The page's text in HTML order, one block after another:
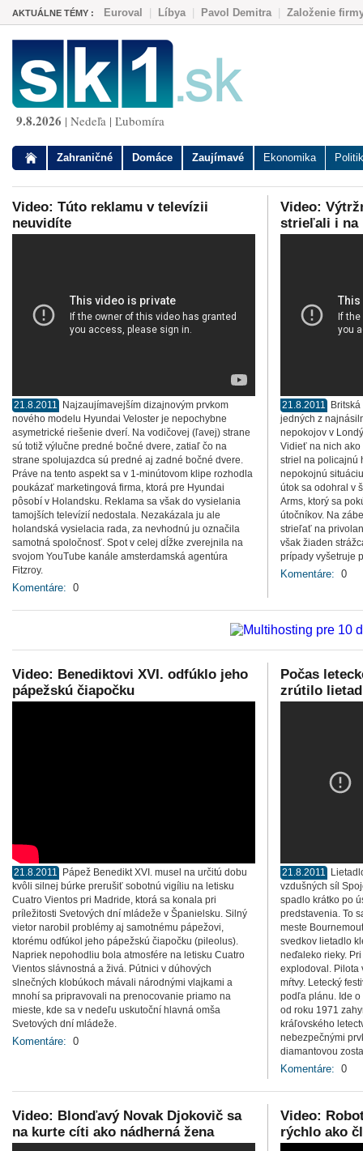
AKTUÁLNE TÉMY : Euroval Líbya| Pavol Demitra| Založenie
9.8.2026 | Nedeľa | Ľubomíra
Zahraničné Domáce Zaujímavé Ekonomika
Video: Túto reklamu v televízii
neuvidíte
21.8.2011
Najzaujímavejším dizajnovým prvkom
nového modelu Hyundai Veloster je nepochybne
asymetrické riešenie dverí. Na vodičovej (ľavej) strane
sú totiž výlučne predné bočné dvere, zatiaľ čo na
strane spolujazdca sú predné aj zadné bočné dvere.
Práve na tento aspekt sa v 1-minútovom klipe rozhodla
poukázať marketingová firma, ktorá pre Hyundai
pôsobí v Holandsku. Reklama sa však do vysielania
tamojších televízií nedostala. Nezakázala ju ale
holandská vysielacia rada, za nevhodnú ju označila
samotná spoločnosť. Spot v celej dĺžke zverejnila na
svojom YouTube kanále amsterdamská agentúra
Fitzroy.
Komentáre: 0
Video:
strieľali i na
21.8.2011
jedných z
nepokojov v
Vidieť na nich
striel na policajnú
nepokojnú
útok sa odohral v
Arms, ktorý sa
útočníkov. Na
strieľať na
však žiaden
prípady vyšetruje
Komentáre: 0
Video: Benediktovi XVI. odfúklo jeho
pápežskú čiapočku
21.8.2011
Pápež Benedikt XVI. musel na určitú dobu
kvôli silnej búrke prerušiť sobotnú vigíliu na letisku
Cuatro Vientos pri Madride, ktorá sa konala pri
príležitosti Svetových dní mládeže v Španielsku. Silný
vietor narobil problémy aj samotnému pápežovi,
ktorému odfúkol jeho pápežskú čiapočku (pileolus).
Napriek nepohodliu bola atmosfére na letisku Cuatro
Vientos slávnostná a živá. Pútnici v dúhových
slnečných klobúkoch mávali národnými vlajkami a
mnohí sa pripravovali na prenocovanie priamo na
mieste, kde sa v nedeľu uskutoční hlavná omša
Svetových dní mládeže.
Komentáre: 0
Počas
zrútilo
21.8.2011
vzdušných síl
spadlo krátko po
predstavenia. To
meste
svedkov lietadlo
neďaleko rieky.
explodoval. Pilota
mŕtvy. Letecký
podľa plánu. Ide o
od roku 1971
kráľovského
nebezpečnými
diamantovou
Komentáre: 0
Video: Blonďavý Novak Djokovič sa
na kurte cíti ako nádherná žena
Video:
rýchlo ako